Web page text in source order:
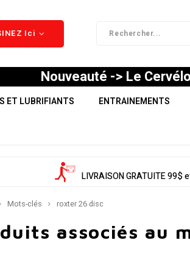
Ici
Nouveauté -> Le
ET LUBRIFIANTS ENTRAINEMENTS
LIVRAISON GRATUITE 99$
Mots-clés roxter 26 disc
associés au